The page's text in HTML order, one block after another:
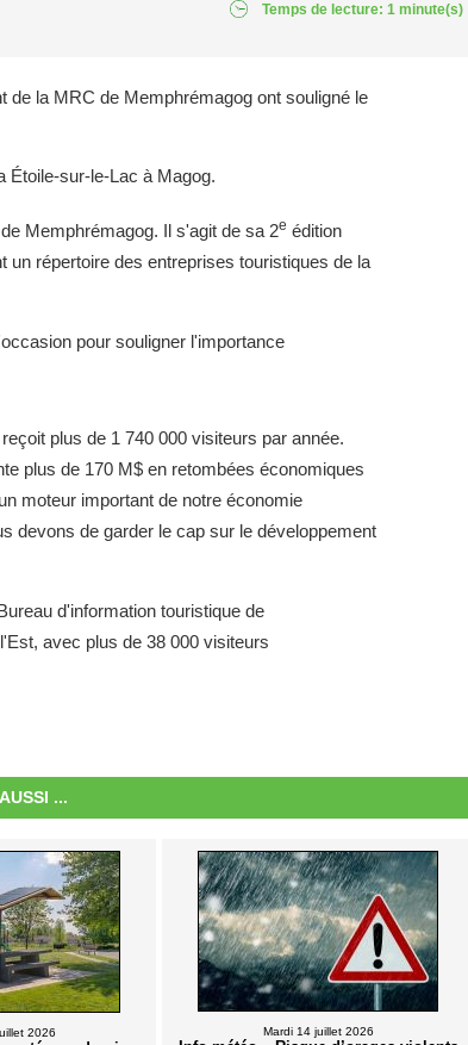
Temps de lecture: 1 minute(s)
de la MRC de Memphrémagog ont souligné le
Étoile-sur-le-Lac à Magog.
Memphrémagog. Il s'agit de sa 2e édition
répertoire des entreprises touristiques de la
pour souligner l'importance
plus de 1 740 000 visiteurs par année.
plus de 170 M$ en retombées économiques
moteur important de notre économie
devons de garder le cap sur le développement
d'information touristique de
avec plus de 38 000 visiteurs
...
2026 Mardi 14 juillet 2026